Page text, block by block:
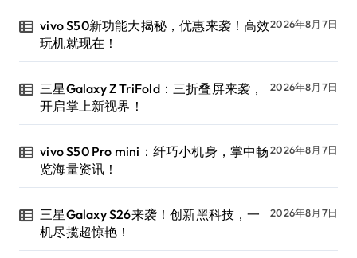
vivo S50新功能大揭秘，优惠来袭！高效
玩机就现在！
2026年8月7日
三星Galaxy Z TriFold：三折叠屏来袭，
开启掌上新视界！
2026年8月7日
vivo S50 Pro mini：纤巧小机身，掌中畅
览海量资讯！
2026年8月7日
三星Galaxy S26来袭！创新黑科技，一
机尽揽超惊艳！
2026年8月7日